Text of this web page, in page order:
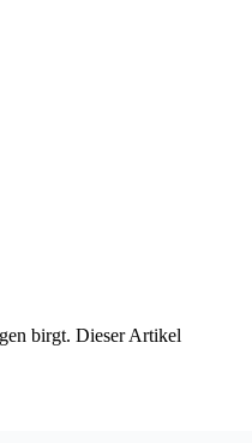
birgt. Dieser Artikel